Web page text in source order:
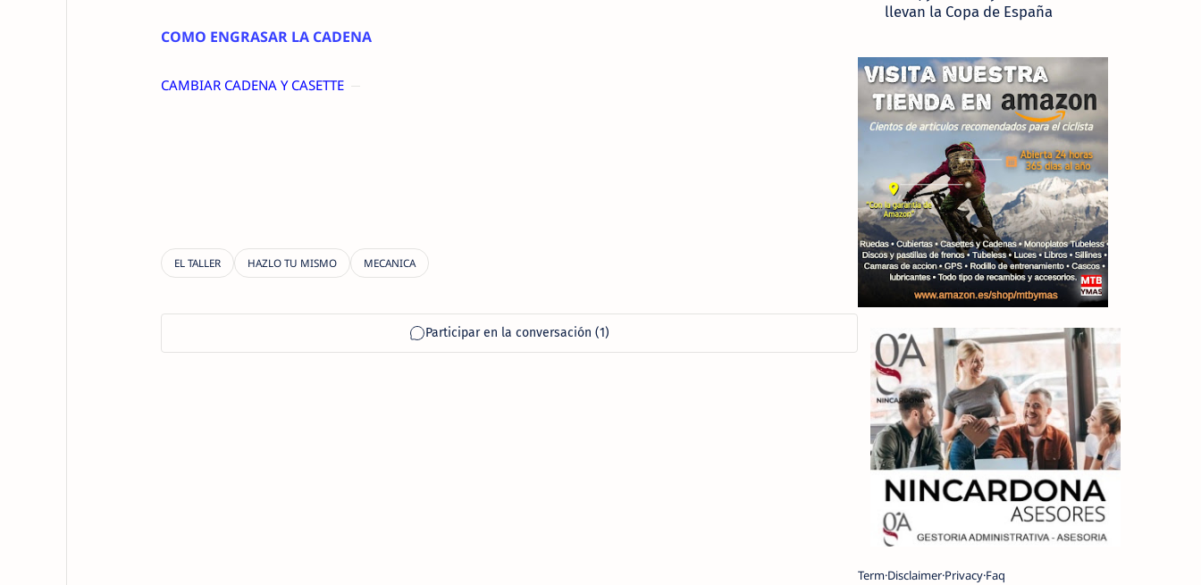
COMO ENGRASAR LA CADENA
CAMBIAR CADENA Y CASETTE
llevan la Copa de España
TermDisclaimerPrivacyFaq